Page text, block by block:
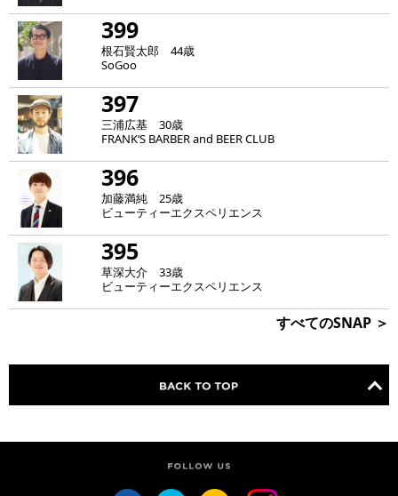
399
根石賢太郎 44歳
SoGoo
397
三浦広基 30歳
FRANK‘S BARBER and BEER CLUB
396
加藤満純 25歳
ビューティーエクスペリエンス
395
草深大介 33歳
ビューティーエクスペリエンス
すべてのSNAP ＞